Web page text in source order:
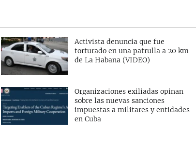
Activista denuncia que fue
torturado en una patrulla a 20 km
de La Habana (VIDEO)
Organizaciones exiliadas opinan
sobre las nuevas sanciones
impuestas a militares y entidades
en Cuba